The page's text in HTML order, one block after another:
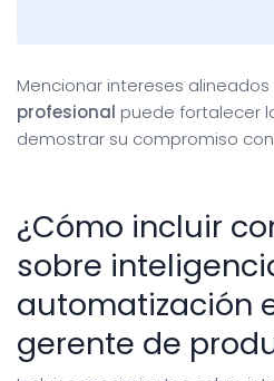
Mencionar intereses alineados
profesional puede fortalecer
demostrar su compromiso
¿Cómo incluir
sobre
automatización
gerente de